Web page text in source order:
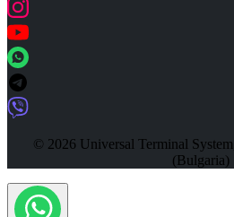
© 2026 Universal Terminal
(Bulgaria)